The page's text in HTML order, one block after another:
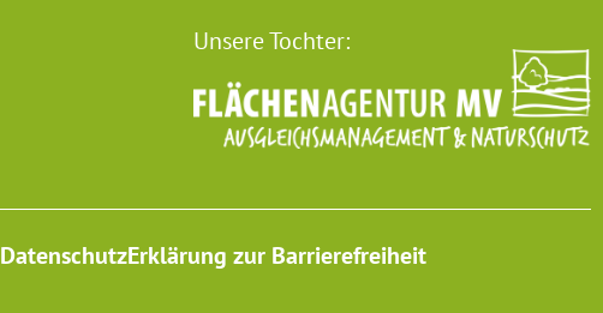
Unsere Tochter:
DatenschutzErklärung zur Barrierefreiheit